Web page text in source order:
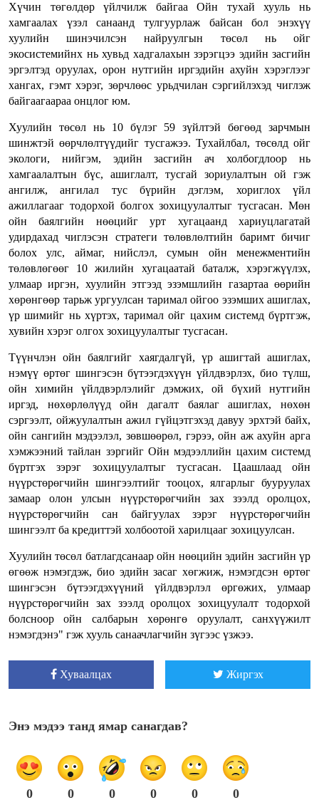
Хүчин төгөлдөр үйлчилж байгаа Ойн тухай хууль нь
хамгаалах үзэл санаанд тулгуурлаж байсан бол энэхүү
хуулийн шинэчилсэн найруулгын төсөл нь ойг
экосистемийнх нь хувьд хадгалахын зэрэгцээ эдийн засгийн
эргэлтэд оруулах, орон нутгийн иргэдийн ахуйн хэрэглээг
хангах, гэмт хэрэг, зөрчлөөс урьдчилан сэргийлэхэд чиглэж
байгаагаараа онцлог юм.
Хуулийн төсөл нь 10 бүлэг 59 зүйлтэй бөгөөд зарчмын
шинжтэй өөрчлөлтүүдийг тусгажээ. Тухайлбал, төсөлд ойг
экологи, нийгэм, эдийн засгийн ач холбогдлоор нь
хамгаалалтын бүс, ашиглалт, тусгай зориулалтын ой гэж
ангилж, ангилал тус бүрийн дэглэм, хориглох үйл
ажиллагааг тодорхой болгох зохицуулалтыг тусгасан. Мөн
ойн баялгийн нөөцийг урт хугацаанд хариуцлагатай
удирдахад чиглэсэн стратеги төлөвлөлтийн баримт бичиг
болох улс, аймаг, нийслэл, сумын ойн менежментийн
төлөвлөгөөг 10 жилийн хугацаатай баталж, хэрэгжүүлэх,
улмаар иргэн, хуулийн этгээд эзэмшлийн газартаа өөрийн
хөрөнгөөр тарьж ургуулсан таримал ойгоо эзэмших ашиглах,
үр шимийг нь хүртэх, таримал ойг цахим системд бүртгэж,
хувийн хэрэг олгох зохицуулалтыг тусгасан.
Түүнчлэн ойн баялгийг хаягдалгүй, үр ашигтай ашиглах,
нэмүү өртөг шингэсэн бүтээгдэхүүн үйлдвэрлэх, био түлш,
ойн химийн үйлдвэрлэлийг дэмжих, ой бүхий нутгийн
иргэд, нөхөрлөлүүд ойн дагалт баялаг ашиглах, нөхөн
сэргээлт, ойжуулалтын ажил гүйцэтгэхэд давуу эрхтэй байх,
ойн сангийн мэдээлэл, зөвшөөрөл, гэрээ, ойн аж ахуйн арга
хэмжээний тайлан зэргийг Ойн мэдээллийн цахим системд
бүртгэх зэрэг зохицуулалтыг тусгасан. Цаашлаад ойн
нүүрстөрөгчийн шингээлтийг тооцох, ялгарлыг бууруулах
замаар олон улсын нүүрстөрөгчийн зах зээлд оролцох,
нүүрстөрөгчийн сан байгуулах зэрэг нүүрстөрөгчийн
шингээлт ба кредиттэй холбоотой харилцааг зохицуулсан.
Хуулийн төсөл батлагдсанаар ойн нөөцийн эдийн засгийн үр
өгөөж нэмэгдэж, био эдийн засаг хөгжиж, нэмэгдсэн өртөг
шингэсэн бүтээгдэхүүний үйлдвэрлэл өргөжих, улмаар
нүүрстөрөгчийн зах зээлд оролцох зохицуулалт тодорхой
болсноор ойн салбарын хөрөнгө оруулалт, санхүүжилт
нэмэгдэнэ" гэж хууль санаачлагчийн зүгээс үзжээ.
Хуваалцах Жиргэх
Энэ мэдээ танд ямар санагдав?
0 0 0 0 0 0